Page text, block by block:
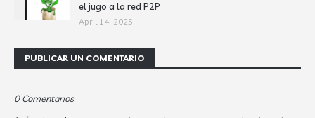
el jugo a la red P2P
April 14, 2025
PUBLICAR UN COMENTARIO
0 Comentarios